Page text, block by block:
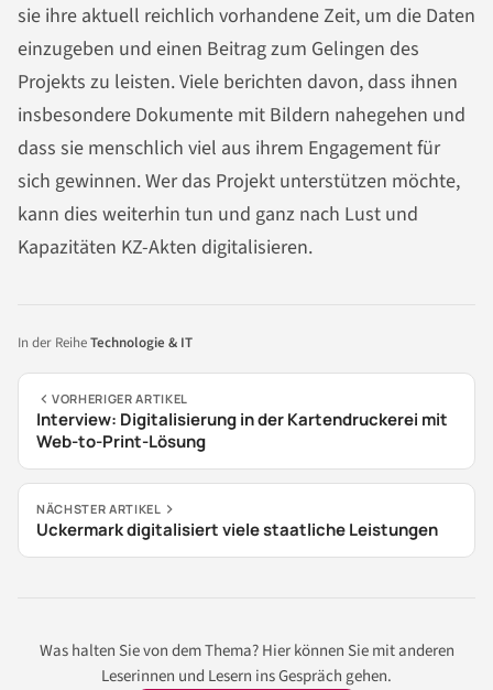
sie ihre aktuell reichlich vorhandene Zeit, um die Daten
einzugeben und einen Beitrag zum Gelingen des
Projekts zu leisten. Viele berichten davon, dass ihnen
insbesondere Dokumente mit Bildern nahegehen und
dass sie menschlich viel aus ihrem Engagement für
sich gewinnen. Wer das Projekt unterstützen möchte,
kann dies weiterhin tun und ganz nach Lust und
Kapazitäten KZ-Akten digitalisieren.
In der ReiheTechnologie & IT
VORHERIGER ARTIKEL
Interview: Digitalisierung in der Kartendruckerei mit
Web-to-Print-Lösung
NÄCHSTER ARTIKEL
Uckermark digitalisiert viele staatliche Leistungen
Was halten Sie von dem Thema? Hier können Sie mit anderen
Leserinnen und Lesern ins Gespräch gehen.